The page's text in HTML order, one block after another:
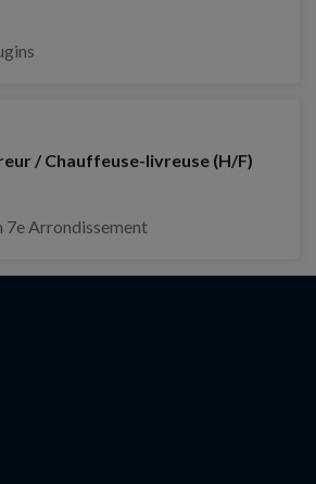
/ Chauffeuse-livreuse (H/F)
7e Arrondissement